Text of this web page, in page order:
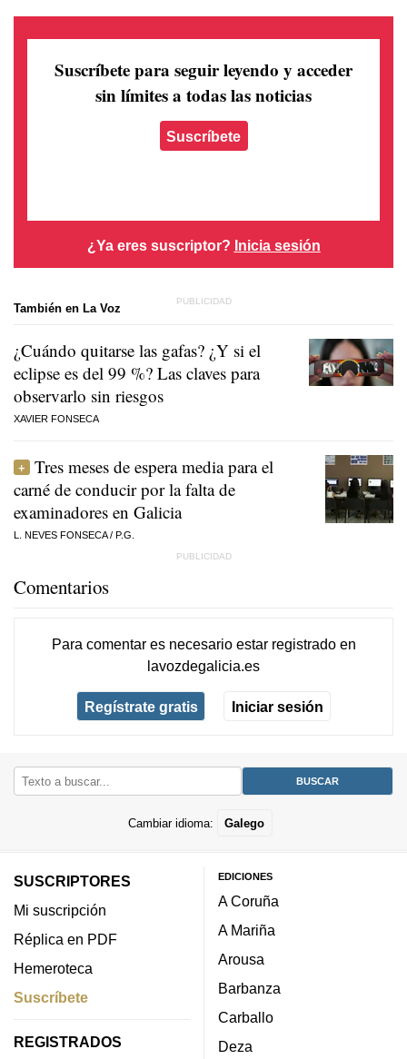
Suscríbete para seguir leyendo y acceder
sin límites a todas las noticias
Suscríbete
¿Ya eres suscriptor? Inicia sesión
También en La Voz
¿Cuándo quitarse las gafas? ¿Y si el
eclipse es del 99 %? Las claves para
observarlo sin riesgos
XAVIER FONSECA
Tres meses de espera media para el
carné de conducir por la falta de
examinadores en Galicia
L. NEVES FONSECA/ P.G.
Comentarios
Para comentar es necesario estar registradoen
lavozdegalicia.es
Regístrate gratis Iniciar sesión
Cambiar idioma: Galego
SUSCRIPTORES
Mi suscripción
Réplica en PDF
Hemeroteca
Suscríbete
REGISTRADOS
EDICIONES
A Coruña
A Mariña
Arousa
Barbanza
Carballo
Deza